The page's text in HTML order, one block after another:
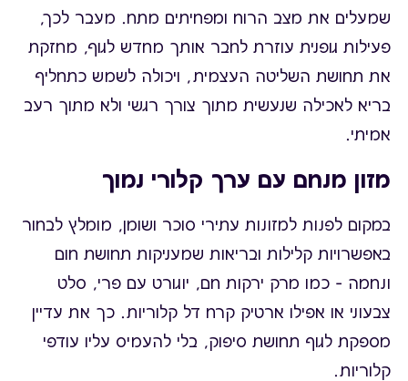
שמעלים את מצב הרוח ומפחיתים מתח. מעבר לכך,
פעילות גופנית עוזרת לחבר אותך מחדש לגוף, מחזקת
את תחושת השליטה העצמית, ויכולה לשמש כתחליף
בריא לאכילה שנעשית מתוך צורך רגשי ולא מתוך רעב
אמיתי.
מזון מנחם עם ערך קלורי נמוך
במקום לפנות למזונות עתירי סוכר ושומן, מומלץ לבחור
באפשרויות קלילות ובריאות שמעניקות תחושת חום
ונחמה – כמו מרק ירקות חם, יוגורט עם פרי, סלט
צבעוני או אפילו ארטיק קרח דל קלוריות. כך את עדיין
מספקת לגוף תחושת סיפוק, בלי להעמיס עליו עודפי
קלוריות.